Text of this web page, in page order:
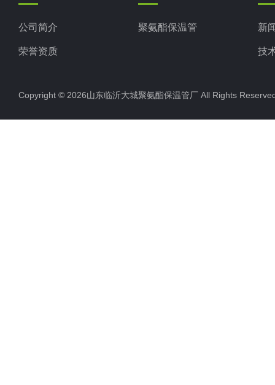
公司简介
荣誉资质
聚氨酯保温管 新
技
Copyright © 2026山东临沂大城聚氨酯保温管厂 All Rights